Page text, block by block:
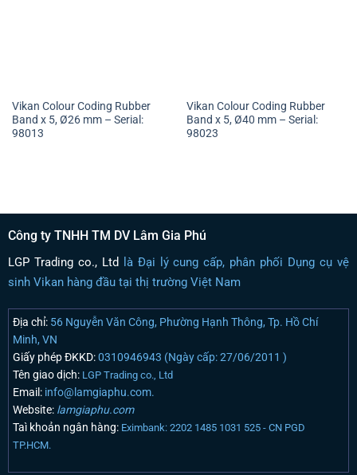
Vikan Colour Coding Rubber
Band x 5, Ø26 mm – Serial:
98013
Vikan Colour Coding Rubber
Band x 5, Ø40 mm – Serial:
98023
Công ty TNHH TM DV Lâm Gia Phú
LGP Trading co., Ltd là Đại lý cung cấp, phân phối Dụng cụ vệ
sinh Vikan hàng đầu tại thị trường Việt Nam
Địa chỉ:56 Nguyễn Văn Công, Phường Hạnh Thông, Tp. Hồ Chí
Minh, VN
Giấy phép ĐKKD:0310946943 (Ngày cấp: 27/06/2011 )
Tên giao dịch: LGP Trading co., Ltd
Email:info@lamgiaphu.com.
Website:lamgiaphu.com
Taì khoản ngân hàng: Eximbank: 2202 1485 1031 525 - CN PGD
TP.HCM.